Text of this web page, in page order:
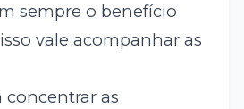
sempre o benefício
vale acompanhar as
concentrar as